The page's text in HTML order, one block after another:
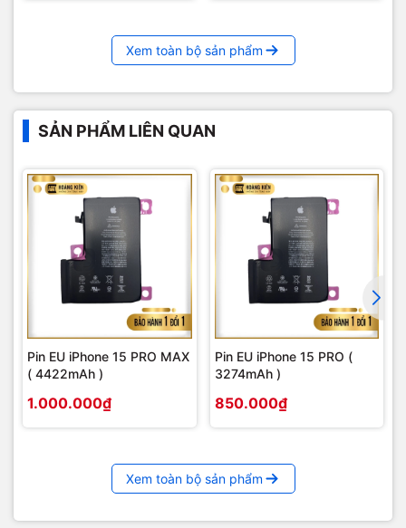
Xem toàn bộ sản phẩm
SẢN PHẨM LIÊN QUAN
Pin EU iPhone 15 PRO MAX
( 4422mAh )
1.000.000₫
Pin EU iPhone 15 PRO (
3274mAh )
850.000₫
Xem toàn bộ sản phẩm